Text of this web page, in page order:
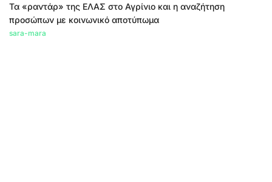
Τα «ραντάρ» της ΕΛΑΣ στο Αγρίνιο και η αναζήτηση
προσώπων με κοινωνικό αποτύπωμα
sara-mara